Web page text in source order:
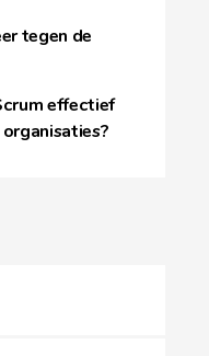
tegen de
effectief